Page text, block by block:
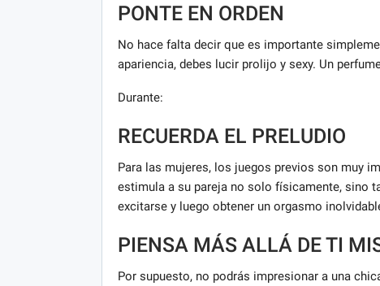
PONTE EN ORDEN
No hace falta decir que es importante
apariencia, debes lucir prolijo y sexy. Un
Durante:
RECUERDA EL PRELUDIO
Para las mujeres, los juegos previos son muy
estimula a su pareja no solo físicamente, sino
excitarse y luego obtener un orgasmo
PIENSA MÁS ALLÁ DE TI
Por supuesto, no podrás impresionar a una